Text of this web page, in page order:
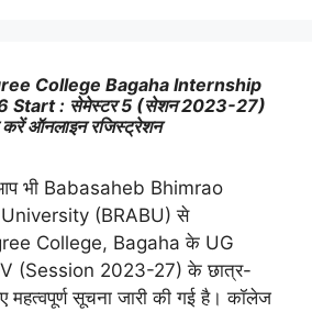
College Bagaha Internship
Start : सेमेस्टर 5 (सेशन 2023-27)
ऑनलाइन रजिस्ट्रेशन
आप भी Babasaheb Bhimrao
(BRABU) से
College, Bagaha के UG
(Session 2023-27) के छात्र-
महत्वपूर्ण सूचना जारी की गई है। कॉलेज